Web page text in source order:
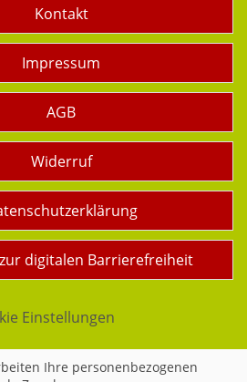
Kontakt
Impressum
AGB
Widerruf
digitalen Barrierefreiheit
Einstellungen
Ihre personenbezogenen